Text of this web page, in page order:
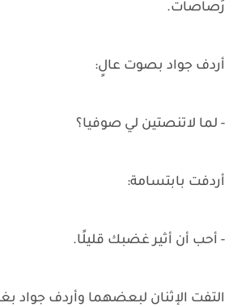
رَصاصات.
أردف جواد بصوت عالٍ:
- لما لاتنصتين لي صوفيا؟
أردفت بابتسامة:
- أحب أن أثير غضبك قليلًا.
التفت الإثنان لبعضهما وأردف جواد